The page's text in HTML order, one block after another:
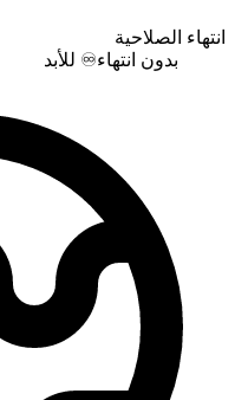
انتهاء الصلاحية
بدون انتهاء♾️ للأبد